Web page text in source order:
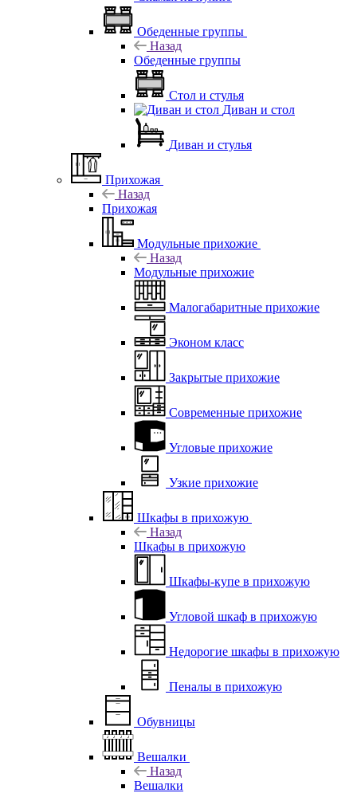
Обеденные группы
Назад
Обеденные группы
Стол и стулья
Диван и стол
Диван и стулья
Прихожая
Назад
Прихожая
Модульные прихожие
Назад
Модульные прихожие
Малогабаритные прихожие
Эконом класс
Закрытые прихожие
Современные прихожие
Угловые прихожие
Узкие прихожие
Шкафы в прихожую
Назад
Шкафы в прихожую
Шкафы-купе в прихожую
Угловой шкаф в прихожую
Недорогие шкафы в прихожую
Пеналы в прихожую
Обувницы
Вешалки
Назад
Вешалки